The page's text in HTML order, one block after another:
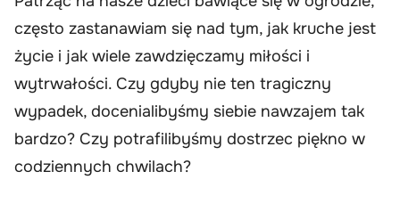
często zastanawiam się nad tym, jak kruche jest
życie i jak wiele zawdzięczamy miłości i
wytrwałości. Czy gdyby nie ten tragiczny
wypadek, docenialibyśmy siebie nawzajem tak
bardzo? Czy potrafilibyśmy dostrzec piękno w
codziennych chwilach?